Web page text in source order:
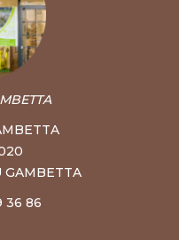
GAMBETTA
36 86